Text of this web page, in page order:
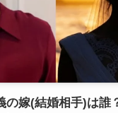
の嫁(結婚相手)は誰